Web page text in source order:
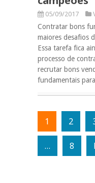
05/09/2017
Contratar bons
maiores desafios
Essa tarefa fica
processo de
recrutar bons
fundamentais
1 2
… 8